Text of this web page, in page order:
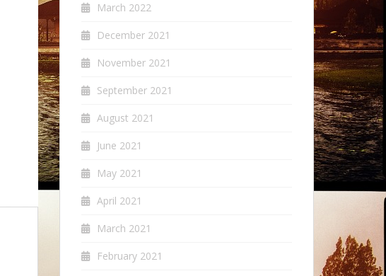
March 2022
December 2021
November 2021
September 2021
August 2021
June 2021
May 2021
April 2021
March 2021
February 2021